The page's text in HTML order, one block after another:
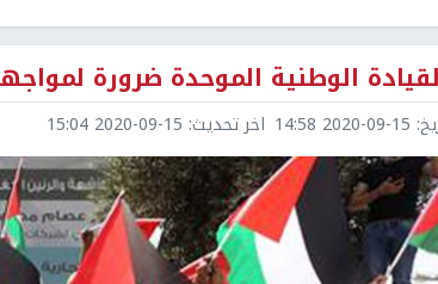
الوطنية الموحدة ضرورة
2020-09-15 14:58 اخر تحديث: 2020-09-15 15:04